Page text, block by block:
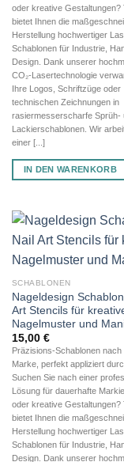
oder kreative Gestaltungen?
bietet Ihnen die
Herstellung hochwertiger
Schablonen für Industrie,
Design. Dank unserer
CO₂-Lasertechnologie
Ihre Logos, Schriftzüge oder
technischen Zeichnungen in
rasiermesserscharfe Sprüh-
Lackierschablonen. Wir
einer [...]
IN DEN WARENKORB
SCHABLONEN
Nageldesign
Art Stencils für
Nagelmuster und
15,00 €
Präzisions-Schablonen
Marke, perfekt appliziert
Suchen Sie nach einer
Lösung für dauerhafte
oder kreative Gestaltungen?
bietet Ihnen die
Herstellung hochwertiger
Schablonen für Industrie,
Design. Dank unserer